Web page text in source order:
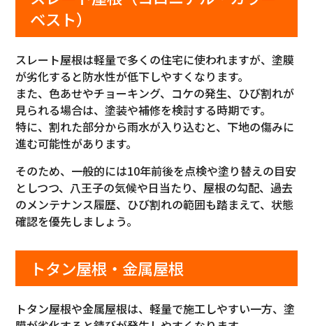
ベスト）
スレート屋根は軽量で多くの住宅に使われますが、塗膜
が劣化すると防水性が低下しやすくなります。
また、色あせやチョーキング、コケの発生、ひび割れが
見られる場合は、塗装や補修を検討する時期です。
特に、割れた部分から雨水が入り込むと、下地の傷みに
進む可能性があります。
そのため、一般的には10年前後を点検や塗り替えの目安
としつつ、八王子の気候や日当たり、屋根の勾配、過去
のメンテナンス履歴、ひび割れの範囲も踏まえて、状態
確認を優先しましょう。
トタン屋根・金属屋根
トタン屋根や金属屋根は、軽量で施工しやすい一方、塗